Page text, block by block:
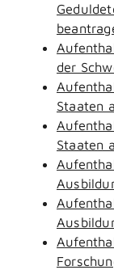
der
Staaten
Staaten